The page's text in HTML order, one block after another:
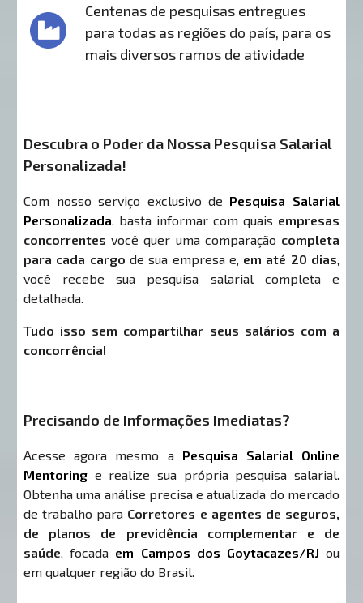
Centenas de pesquisas entregues
para todas as regiões do país, para os
mais diversos ramos de atividade
Descubra o Poder da Nossa Pesquisa Salarial
Personalizada!
Com nosso serviço exclusivo de Pesquisa Salarial
Personalizada, basta informar com quais empresas
concorrentes você quer uma comparação completa
para cada cargo de sua empresa e, em até 20 dias,
você recebe sua pesquisa salarial completa e
detalhada.
Tudo isso sem compartilhar seus salários com a
concorrência!
Precisando de Informações Imediatas?
Acesse agora mesmo a Pesquisa Salarial Online
Mentoring e realize sua própria pesquisa salarial.
Obtenha uma análise precisa e atualizada do mercado
de trabalho para Corretores e agentes de seguros,
de planos de previdência complementar e de
saúde, focada em Campos dos Goytacazes/RJ ou
em qualquer região do Brasil.